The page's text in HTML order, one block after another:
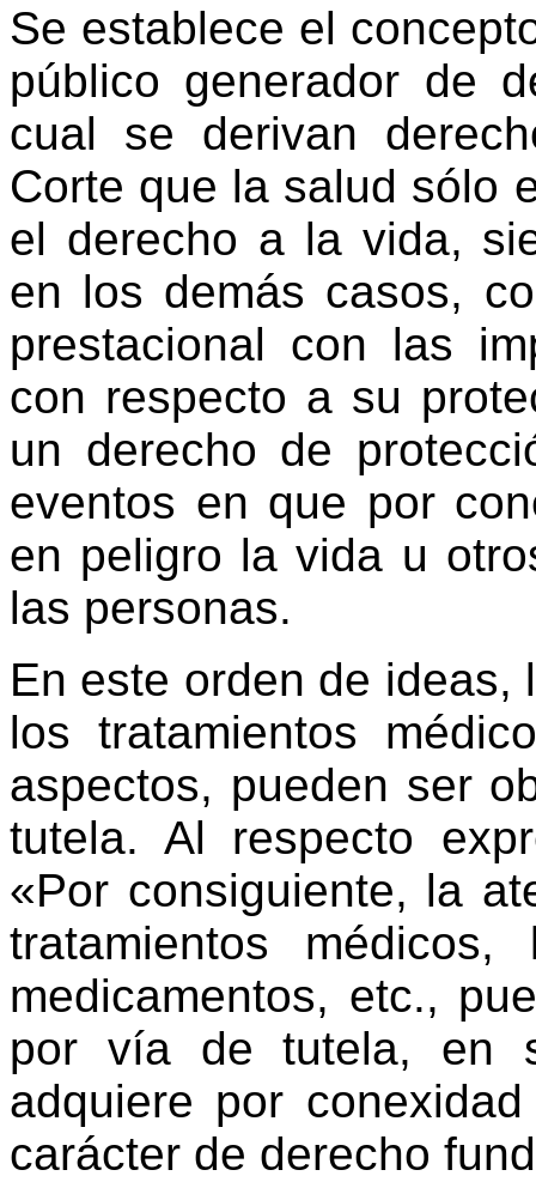
Se establece el
público generador de
cual se derivan
Corte que la salud sólo
el derecho a la vida,
en los demás casos,
prestacional con las
con respecto a su
un derecho de
eventos en que por
en peligro la vida u
las personas.
En este orden de ideas,
los tratamientos
aspectos, pueden ser
tutela. Al respecto
«Por consiguiente, la
tratamientos
medicamentos, etc.,
por vía de tutela, en
adquiere por
carácter de derecho